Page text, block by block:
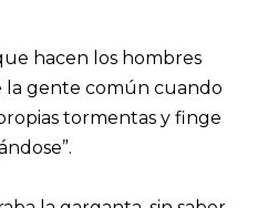
hacen los hombres
la gente común cuando
tormentas y finge